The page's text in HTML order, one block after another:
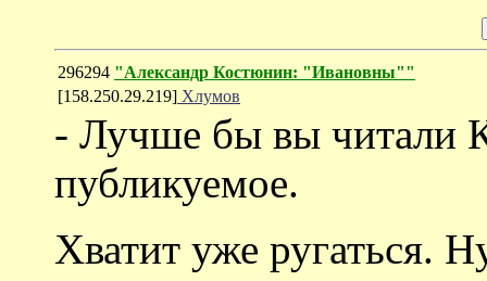
296294 "Александр Костюнин: "Ивановны""
[158.250.29.219] Хлумов
- Лучше бы вы читали
публикуемое.
Хватит уже ругаться.